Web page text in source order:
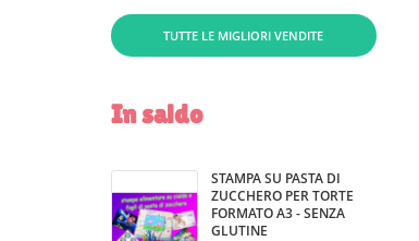
TUTTE LE MIGLIORI VENDITE
In saldo
STAMPA SU PASTA DI
ZUCCHERO PER TORTE
FORMATO A3 - SENZA
GLUTINE